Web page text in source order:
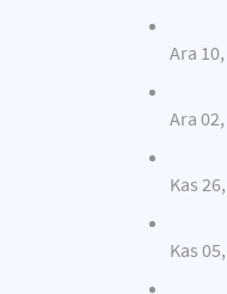
Ara
Ara
Kas
Kas